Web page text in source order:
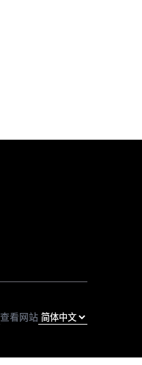
查看网站